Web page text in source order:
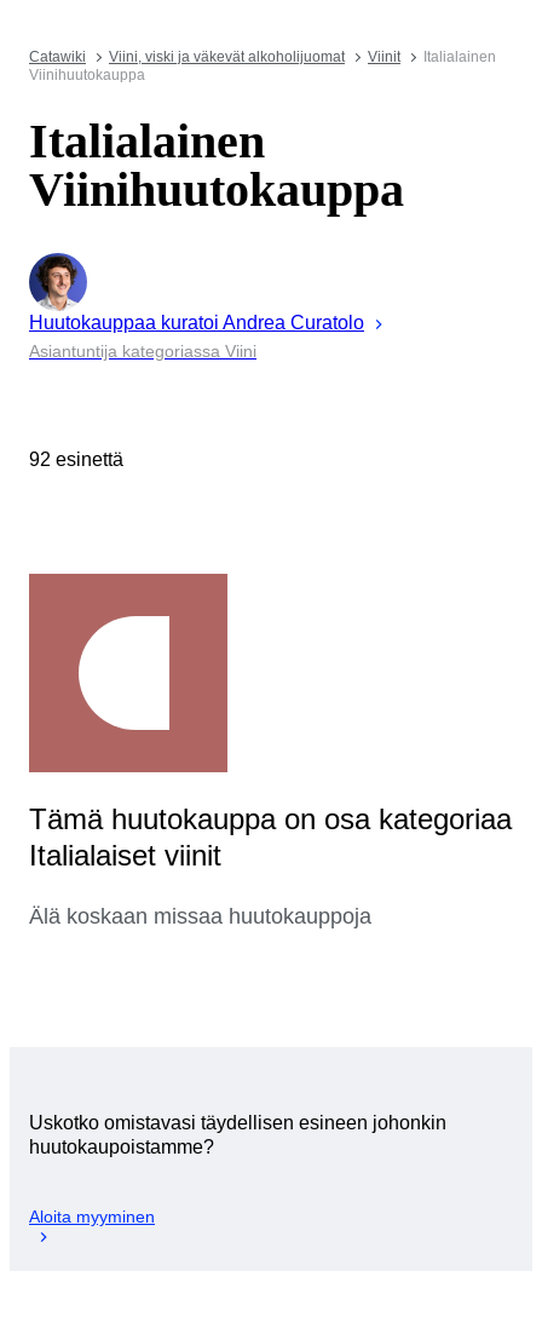
Catawiki Viini, viski ja väkevät alkoholijuomat Viinit
Italialainen
Viinihuutokauppa
Italialainen
Viinihuutokauppa
Huutokauppaa kuratoi Andrea Curatolo
Asiantuntija kategoriassa Viini
92 esinettä
Tämä huutokauppa on osa kategoriaa
Italialaiset viinit
Älä koskaan missaa huutokauppoja
Uskotko omistavasi täydellisen esineen johonkin
huutokaupoistamme?
Aloita myyminen